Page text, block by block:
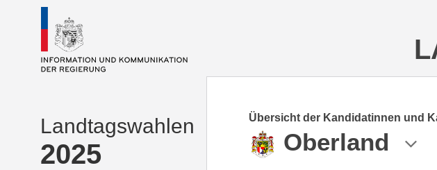
Landtagswahlen
2025
Übersicht der Kandidatinnen und
Oberland